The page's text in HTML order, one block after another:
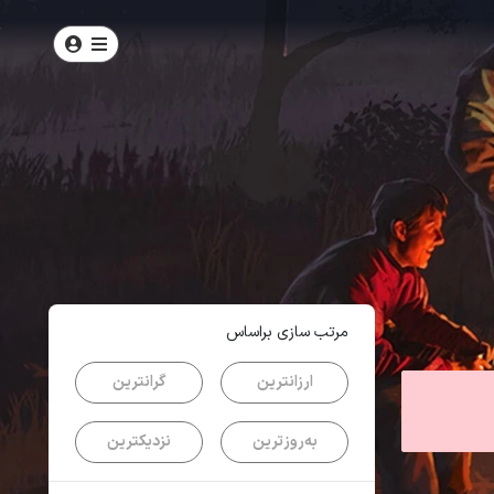
مرتب سازی براساس
ارزانترین گرانترین
به‌روزترین نزدیکترین